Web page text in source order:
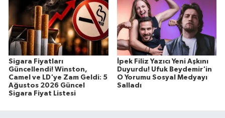
Sigara Fiyatları
Güncellendi! Winston,
Camel ve LD'ye Zam Geldi: 5
Ağustos 2026 Güncel
Sigara Fiyat Listesi
İpek Filiz Yazıcı Yeni Aşkını
Duyurdu! Ufuk Beydemir'in
O Yorumu Sosyal Medyayı
Salladı